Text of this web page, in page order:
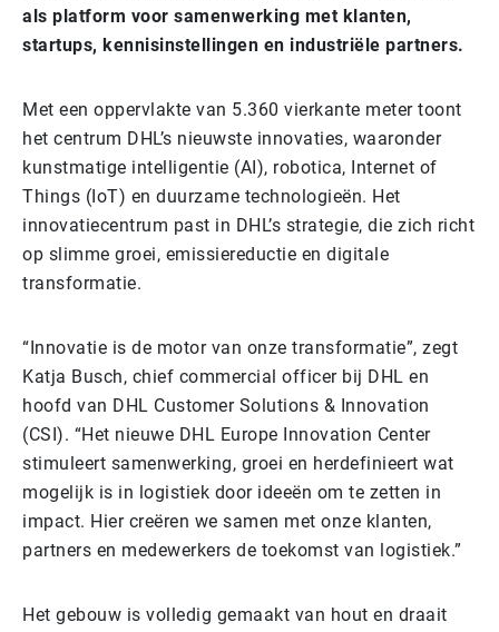
als platform voor samenwerking met klanten,
startups, kennisinstellingen en industriële partners.
Met een oppervlakte van 5.360 vierkante meter toont
het centrum DHL’s nieuwste innovaties, waaronder
kunstmatige intelligentie (AI), robotica, Internet of
Things (IoT) en duurzame technologieën. Het
innovatiecentrum past in DHL’s strategie, die zich richt
op slimme groei, emissiereductie en digitale
transformatie.
“Innovatie is de motor van onze transformatie”, zegt
Katja Busch, chief commercial officer bij DHL en
hoofd van DHL Customer Solutions & Innovation
(CSI). “Het nieuwe DHL Europe Innovation Center
stimuleert samenwerking, groei en herdefinieert wat
mogelijk is in logistiek door ideeën om te zetten in
impact. Hier creëren we samen met onze klanten,
partners en medewerkers de toekomst van logistiek.”
Het gebouw is volledig gemaakt van hout en draait